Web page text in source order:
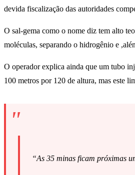
devida fiscalização das autoridades
O sal-gema como o nome diz tem alto
moléculas, separando o hidrogênio e
O operador explica ainda que um tubo
100 metros por 120 de altura, mas este
“As 35 minas ficam próximas